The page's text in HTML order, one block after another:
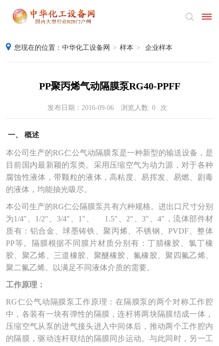
产
应
采
购
公
司
展
会
讯
招
聘
您现在的位置： 中华化工设备网 > 样本 > 企业样本
PP聚丙烯气动隔膜泵RG40-PPFF
发布日期：2016-09-06 浏览人数: 0 次
一、 概述
本公司生产的RG仁公气动隔膜泵是一种新型的输送设备，是
目前国内最新颖的泵类。采用压缩空气为动力源，对于各种
腐蚀性液体，带颗粒的液体，高粘度、易挥发、易燃、剧毒
的液体，均能抽光吸尽。
本公司生产的RG仁公隔膜泵共有六种规格。进出口尺寸分别
为1/4″、1/2″、3/4″、1″、 1.5″、2″、3″、4″，流体部件材
质有：铝合金、球墨铸铁、聚丙烯、不锈钢、PVDF、整体
PP等。隔膜根据不同膜片材质分别有：丁腈橡胶、氯丁橡
胶、聚乙烯、三道橡胶、聚醚橡胶、氟橡胶、聚四氟乙烯、
聚二氟乙烯。以满足不同液体介质的需要。
工作原理：
RG仁公气动隔膜泵工作原理：在隔膜泵的两个对称工作腔
中，各装有一块有弹性的隔膜，连杆将两块隔膜结成一体，
压缩空气从泵的进气接头进入中间体后，推动两个工作腔内
的隔膜，驱动连杆联结的隔膜同步运动。与此同时，另一工